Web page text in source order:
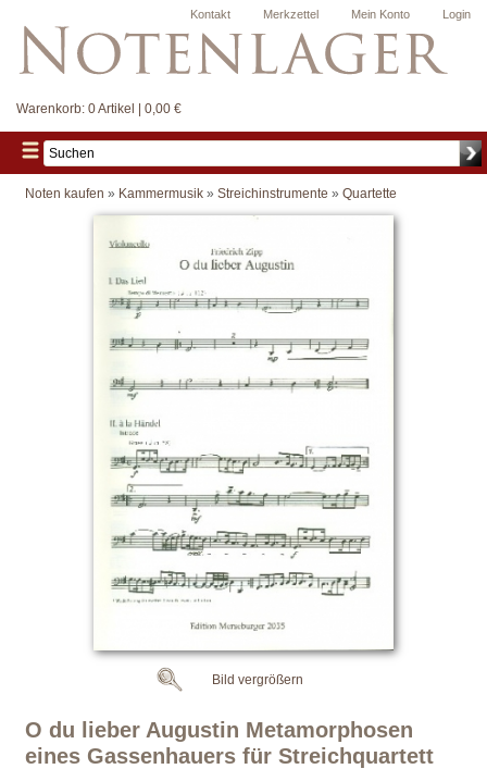
Login
Mein Konto
Merkzettel
Kontakt
Warenkorb: 0 Artikel | 0,00 €
Noten kaufen » Kammermusik » Streichinstrumente » Quartette
O du lieber Augustin Metamorphosen
eines Gassenhauers für Streichquartett
Bild vergrößern